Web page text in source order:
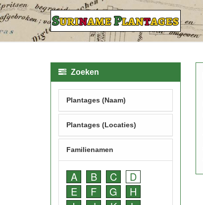
Zoeken
Plantages (Naam)
Plantages (Locaties)
Familienamen
A B C
D
E
F G
H